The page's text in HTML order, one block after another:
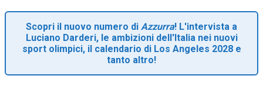
Scopri il nuovo numero di Azzurra! L'intervista a
Luciano Darderi, le ambizioni dell'Italia nei nuovi
sport olimpici, il calendario di Los Angeles 2028 e
tanto altro!